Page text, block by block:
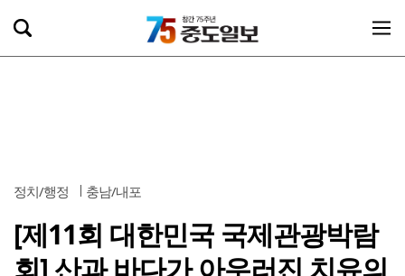
정치/행정 충남/내포
[제11회 대한민국 국제관광박람
회] 산과 바다가 아우러진 치유의